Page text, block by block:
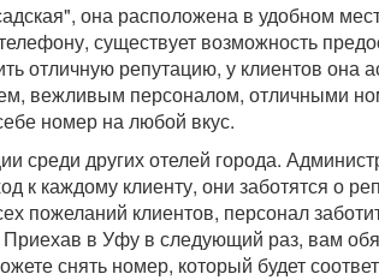
она расположена в удобном
существует возможность
отличную репутацию, у клиентов она
вежливым персоналом, отличными
номер на любой вкус.
среди других отелей города.
к каждому клиенту, они заботятся о
пожеланий клиентов, персонал
в Уфу в следующий раз, вам
снять номер, который будет